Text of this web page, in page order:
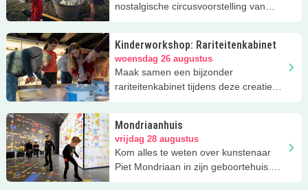
nostalgische circusvoorstelling van
Kinderworkshop: Rariteitenkabinet
woensdag 26 augustus
Maak samen een bijzonder
rariteitenkabinet tijdens deze creatieve
Mondriaanhuis
vrijdag 28 augustus
Kom alles te weten over kunstenaar
Piet Mondriaan in zijn geboortehuis.